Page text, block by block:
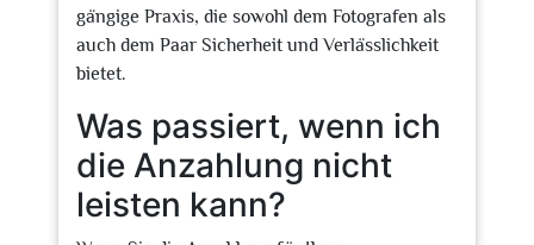
gängige Praxis, die sowohl dem Fotografen als
auch dem Paar Sicherheit und Verlässlichkeit
bietet.
Was passiert, wenn ich
die Anzahlung nicht
leisten kann?